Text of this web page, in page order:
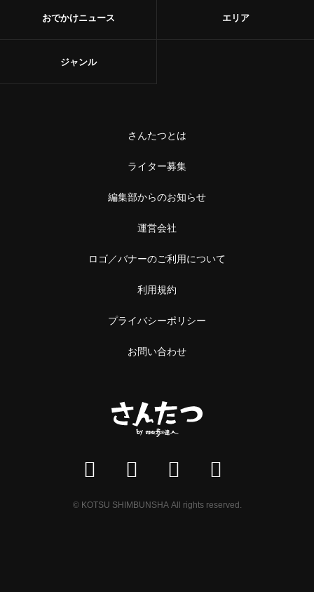
おでかけニュース エリア
ジャンル
さんたつとは
ライター募集
編集部からのお知らせ
運営会社
ロゴ／バナーのご利用について
利用規約
プライバシーポリシー
お問い合わせ
© KOTSU SHIMBUNSHA All rights reserved.